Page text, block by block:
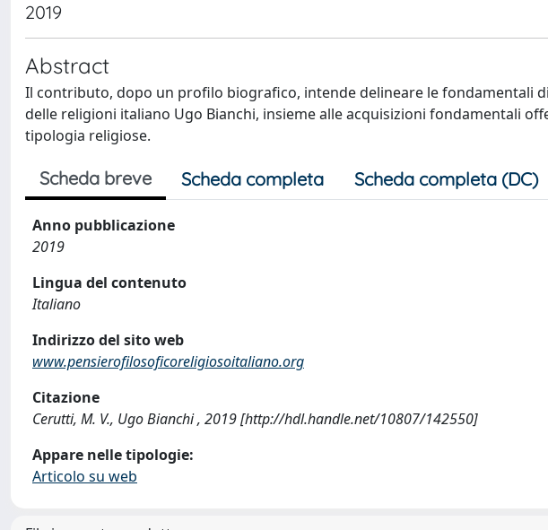
2019
Abstract
Il contributo, dopo un profilo biografico, intende delineare le fondamentali
delle religioni italiano Ugo Bianchi, insieme alle acquisizioni fondamentali
tipologia religiose.
Scheda breve Scheda completa Scheda completa (DC)
Anno pubblicazione
2019
Lingua del contenuto
Italiano
Indirizzo del sito web
www.pensierofilosoficoreligiosoitaliano.org
Citazione
Cerutti, M. V., Ugo Bianchi , 2019 [http://hdl.handle.net/10807/142550]
Appare nelle tipologie:
Articolo su web